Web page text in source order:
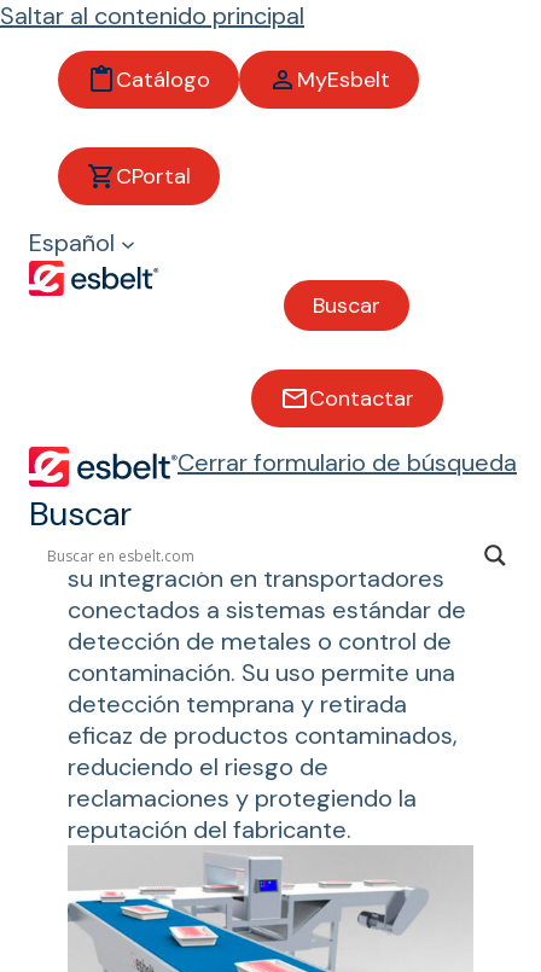
Saltar al contenido principal
Catálogo MyEsbelt
CPortal
Español
Buscar
Contactar
Cerrar formulario de búsqueda
Buscar
Banda
Metal-
Detecta
Mejora el nivel de
protección de tus
clientes
Banda y accesorios diseñados para
su integración en transportadores
conectados a sistemas estándar de
detección de metales o control de
contaminación. Su uso permite una
detección temprana y retirada
eficaz de productos contaminados,
reduciendo el riesgo de
reclamaciones y protegiendo la
reputación del fabricante.